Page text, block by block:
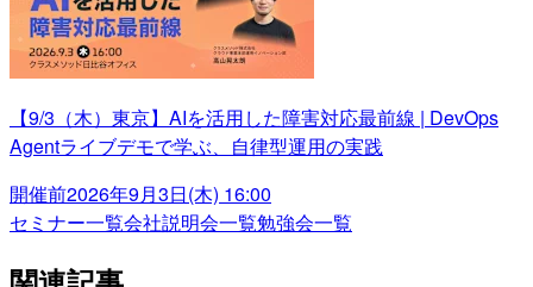
【9/3（木）東京】AIを活用した障害対応最前線 | DevOps
Agentライブデモで学ぶ、自律型運用の実践
開催前2026年9月3日(木) 16:00
セミナー一覧会社説明会一覧勉強会一覧